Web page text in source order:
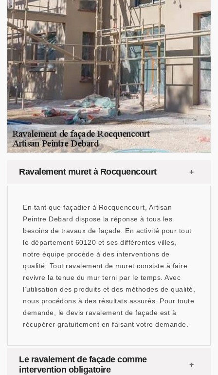
Ravalement muret à Rocquencourt
En tant que façadier à Rocquencourt, Artisan
Peintre Debard dispose la réponse à tous les
besoins de travaux de façade. En activité pour tout
le département 60120 et ses différentes villes,
notre équipe procède à des interventions de
qualité. Tout ravalement de muret consiste à faire
revivre la tenue du mur terni par le temps. Avec
l’utilisation des produits et des méthodes de qualité,
nous procédons à des résultats assurés. Pour toute
demande, le devis ravalement de façade est à
récupérer gratuitement en faisant votre demande.
Le ravalement de façade comme
intervention obligatoire